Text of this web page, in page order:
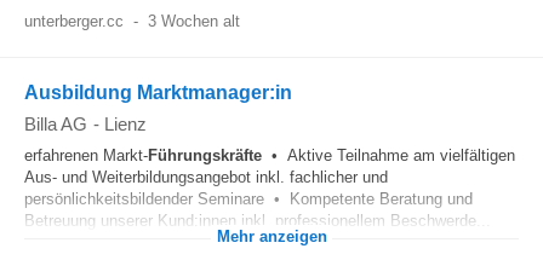
unterberger.cc - 3 Wochen alt
Ausbildung Marktmanager:in
Billa AG - Lienz
erfahrenen Markt-Führungskräfte • Aktive Teilnahme am vielfältigen
Aus- und Weiterbildungsangebot inkl. fachlicher und
persönlichkeitsbildender Seminare • Kompetente Beratung und
Betreuung unserer Kund:innen inkl. professionellem Beschwerde...
Mehr anzeigen